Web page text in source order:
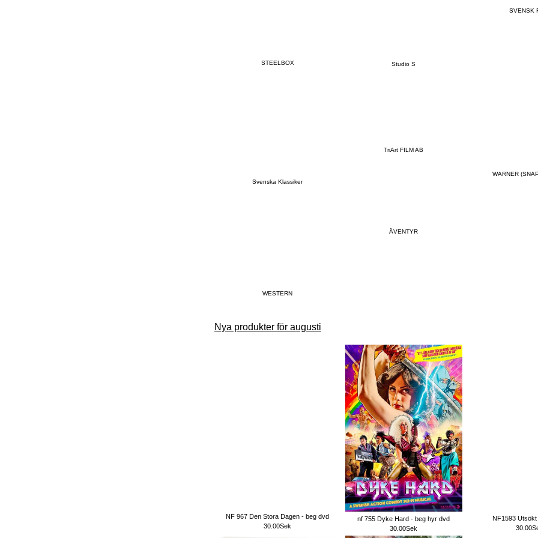
STEELBOX Studio S
SVENSK
Svenska Klassiker
TriArt FILM AB
WARNER
WESTERN
ÄVENTYR
Nya produkter för augusti
NF 967 Den Stora Dagen - beg dvd
30.00Sek
nf 755 Dyke Hard - beg hyr dvd
30.00Sek
NF1593